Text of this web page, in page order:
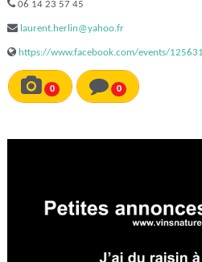
06 14 23 57 45
laurent.herlin@yahoo.fr
https://www.facebook.com/events/
0 0